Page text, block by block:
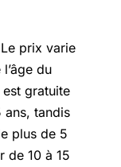
prix varie
du
est gratuite
ans, tandis
plus de 5
de 10 à 15